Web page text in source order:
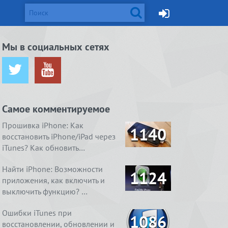
…
4 способа, как очистить
Real Boxing 2 ROCKY.
Ничего
Мы в социальных сетях
Самое комментируемое
Прошивка iPhone: Как
восстановить iPhone/iPad через
iTunes? Как обновить…
1140
Найти iPhone: Возможности
приложения, как включить и
выключить функцию? …
1124
Ошибки iTunes при
восстановлении, обновлении и
1086